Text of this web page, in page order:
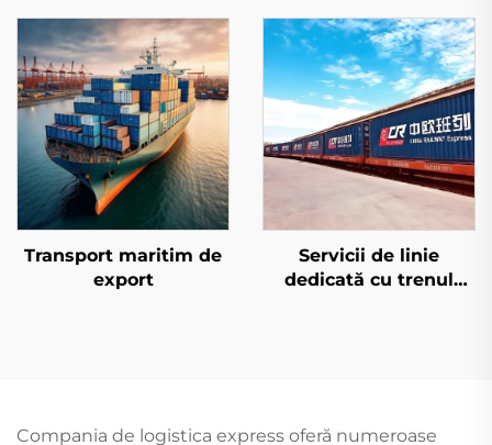
Transport maritim de
export
Servicii de linie
dedicată cu trenul
Compania de logistica express oferă numeroase